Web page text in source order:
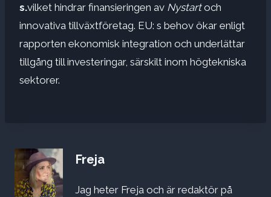
s.vilket hindrar finansieringen av Nystartoch
innovativa tillväxtföretag. EU: s behov ökar enligt
rapporten ekonomisk integration och underlättar
tillgång till investeringar, särskilt inom högtekniska
sektorer.
Freja
Jag heter Freja och är redaktör på